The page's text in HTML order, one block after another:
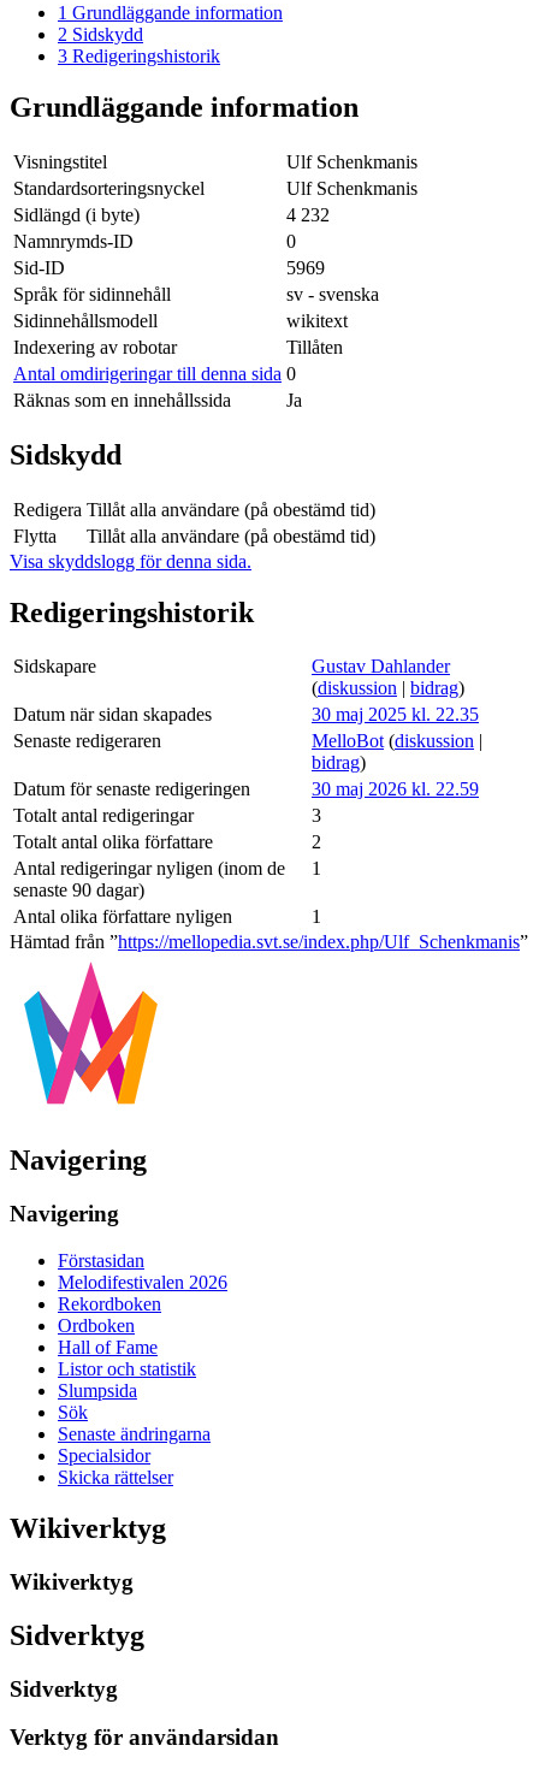
1 Grundläggande information
2 Sidskydd
3 Redigeringshistorik
Grundläggande information
Visningstitel
Ulf Schenkmanis
Standardsorteringsnyckel
Ulf Schenkmanis
Sidlängd (i byte)
4 232
Namnrymds-ID
0
Sid-ID
5969
Språk för sidinnehåll
sv - svenska
Sidinnehållsmodell
wikitext
Indexering av robotar
Tillåten
Antal omdirigeringar till denna sida 0
Räknas som en innehållssida
Ja
Sidskydd
Redigera Tillåt alla användare (på obestämd tid)
Flytta
Tillåt alla användare (på obestämd tid)
Visa skyddslogg för denna sida.
Redigeringshistorik
Sidskapare
Gustav Dahlander
(diskussion | bidrag)
Datum när sidan skapades
30 maj 2025 kl. 22.35
Senaste redigeraren
MelloBot (diskussion |
bidrag)
Datum för senaste redigeringen
30 maj 2026 kl. 22.59
Totalt antal redigeringar
3
Totalt antal olika författare
2
Antal redigeringar nyligen (inom de
senaste 90 dagar)
1
Antal olika författare nyligen
1
Hämtad från ”https://mellopedia.svt.se/index.php/Ulf_Schenkmanis”
Navigering
Navigering
Förstasidan
Melodifestivalen 2026
Rekordboken
Ordboken
Hall of Fame
Listor och statistik
Slumpsida
Sök
Senaste ändringarna
Specialsidor
Skicka rättelser
Wikiverktyg
Wikiverktyg
Sidverktyg
Sidverktyg
Verktyg för användarsidan